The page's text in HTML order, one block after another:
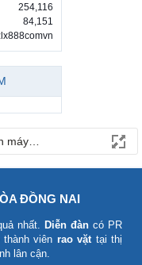
254,116
84,151
điện gia dụng
ĐỒNG NAI
nhất. Diễn đàn có PR
viên rao vặttại thị
lân cận.